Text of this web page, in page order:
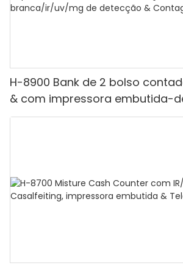
H-8900 Bank de 2 bolso
& com impressora embutida-
mista, luz branca/ir/uv/mg de